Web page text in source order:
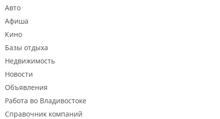
Авто
Афиша
Кино
Базы отдыха
Недвижимость
Новости
Объявления
Работа во Владивостоке
Справочник компаний